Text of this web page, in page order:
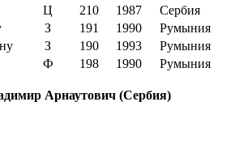
Ц 210 1987
Сербия
З 191 1990
Румыния
З 190 1993
Румыния
Ф 198 1990 Румыния
Арнаутович (Сербия)